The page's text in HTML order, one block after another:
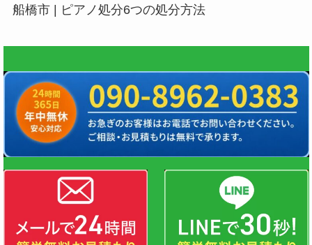
船橋市 | ピアノ処分6つの処分方法